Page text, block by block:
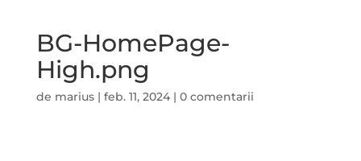
BG-HomePage-
High.png
de marius| feb. 11, 2024| 0 comentarii